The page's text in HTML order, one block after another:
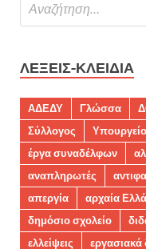
ΛΈΞΕΙΣ-ΚΛΕΙΔΙΆ
ΑΔΕΔΥ Γλώσσα
Σύλλογος
έργα συναδέλφων
αναπληρωτές
απεργία
αρχαία
δημόσιο σχολείο
ελλείψεις
εργασιακά